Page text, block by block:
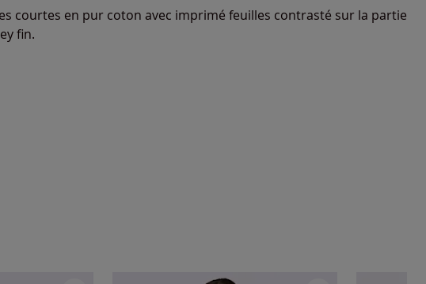
courtes en pur coton avec imprimé feuilles contrasté sur la partie
fin.